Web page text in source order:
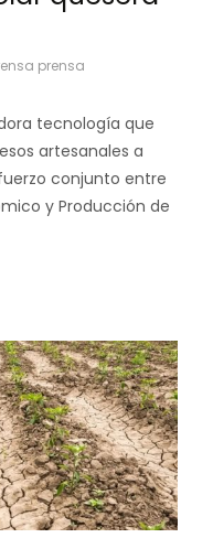
prensa
tecnología que
artesanales a
conjunto entre
y Producción de